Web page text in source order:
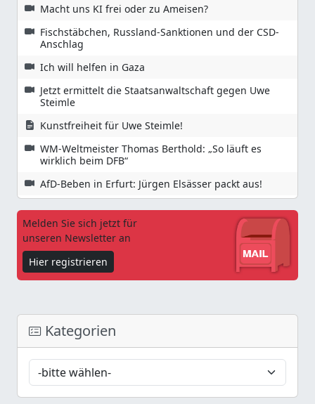
Macht uns KI frei oder zu Ameisen?
Fischstäbchen, Russland-Sanktionen und der CSD-
Anschlag
Ich will helfen in Gaza
Jetzt ermittelt die Staatsanwaltschaft gegen Uwe
Steimle
Kunstfreiheit für Uwe Steimle!
WM-Weltmeister Thomas Berthold: „So läuft es
wirklich beim DFB“
AfD-Beben in Erfurt: Jürgen Elsässer packt aus!
Melden Sie sich jetzt für
unseren Newsletter an
Hier registrieren
Kategorien